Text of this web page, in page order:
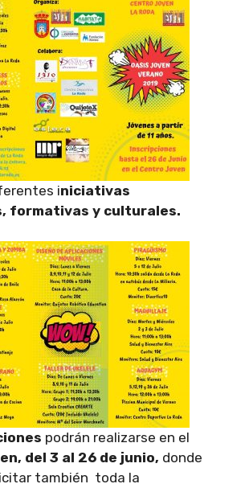
iniciativas
formativas y culturales.
podrán realizarse en el
del 3 al 26 de junio, donde
también toda la